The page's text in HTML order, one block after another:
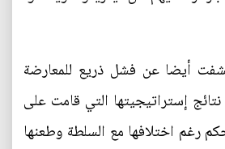
أيضا عن فشل ذريع للمعارضة
إستراتيجيتها التي قامت على
رغم اختلافها مع السلطة وطعنها